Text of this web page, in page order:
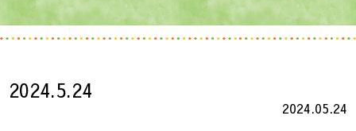
2024.5.24
2024.05.24